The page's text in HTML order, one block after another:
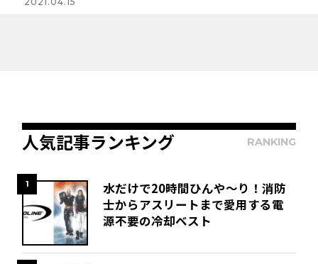
人気記事ランキング RANKING
1
水だけで20時間ひんや～り！消防
士からアスリートまで愛用する電
源不要の冷却ベスト